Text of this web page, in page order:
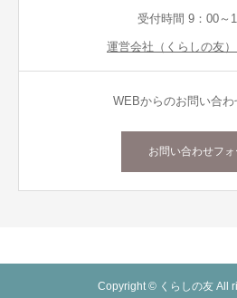
受付時間 9：00～
運営会社（くらしの友
WEBからのお問い合わ
お問い合わせフォ
Copyright © くらしの友 All